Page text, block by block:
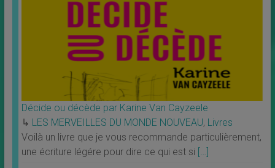
Décide ou décède par Karine Van Cayzeele
↳ LES MERVEILLES DU MONDE NOUVEAU, Livres
Voilà un livre que je vous recommande particulièrement,
une écriture légére pour dire ce qui est si […]